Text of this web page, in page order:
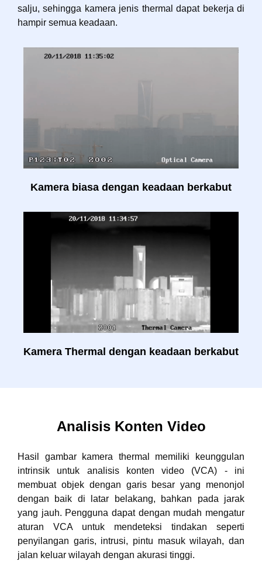
salju, sehingga kamera jenis thermal dapat bekerja di
hampir semua keadaan.
Kamera biasa dengan keadaan berkabut
Kamera Thermal dengan keadaan berkabut
Analisis Konten Video
Hasil gambar kamera thermal memiliki keunggulan
intrinsik untuk analisis konten video (VCA) - ini
membuat objek dengan garis besar yang menonjol
dengan baik di latar belakang, bahkan pada jarak
yang jauh. Pengguna dapat dengan mudah mengatur
aturan VCA untuk mendeteksi tindakan seperti
penyilangan garis, intrusi, pintu masuk wilayah, dan
jalan keluar wilayah dengan akurasi tinggi.